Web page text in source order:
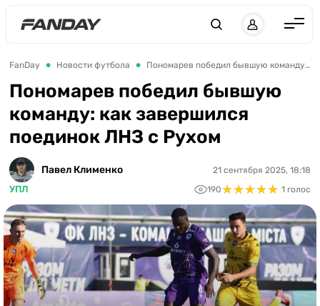
Англия
Испания
Германия
Италия
Франция
Украина
ЛЧ
ЧЕ-2028
Букмекеры
FanDay Новости футбола Пономарев победил бывшую команду: как завершился поединок ЛНЗ с Рухом
Пономарев победил бывшую
команду: как завершился
поединок ЛНЗ с Рухом
Павел Клименко
УПЛ
21 сентября 2025, 18:18
190★★★★★
★★★★★ 1 голос